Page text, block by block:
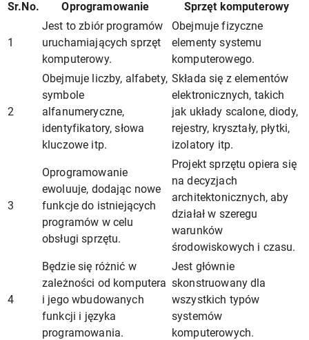
Sr.No. Oprogramowanie Sprzęt komputerowy
1
Jest to zbiór programów
uruchamiających sprzęt
komputerowy.
Obejmuje fizyczne
elementy systemu
komputerowego.
2
Obejmuje liczby, alfabety,
symbole
alfanumeryczne,
identyfikatory, słowa
kluczowe itp.
Składa się z elementów
elektronicznych, takich
jak układy scalone, diody,
rejestry, kryształy, płytki,
izolatory itp.
3
Oprogramowanie
ewoluuje, dodając nowe
funkcje do istniejących
programów w celu
obsługi sprzętu.
Projekt sprzętu opiera się
na decyzjach
architektonicznych, aby
działał w szeregu
warunków
środowiskowych i czasu.
4
Będzie się różnić w
zależności od komputera
i jego wbudowanych
funkcji i języka
programowania.
Jest głównie
skonstruowany dla
wszystkich typów
systemów
komputerowych.